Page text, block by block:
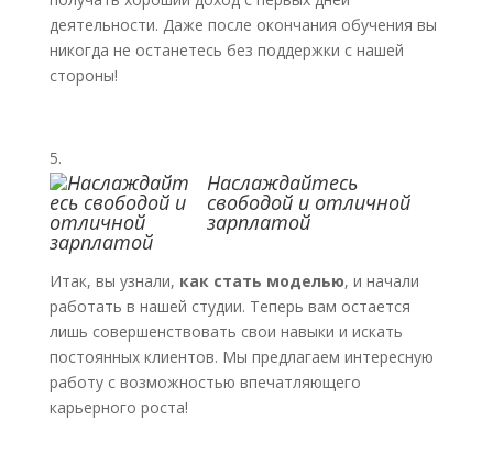
деятельности. Даже после окончания обучения вы
никогда не останетесь без поддержки с нашей
стороны!
Наслаждайтесь
свободой и отличной
зарплатой
Итак, вы узнали, как стать моделью, и начали
работать в нашей студии. Теперь вам остается
лишь совершенствовать свои навыки и искать
постоянных клиентов. Мы предлагаем интересную
работу с возможностью впечатляющего
карьерного роста!